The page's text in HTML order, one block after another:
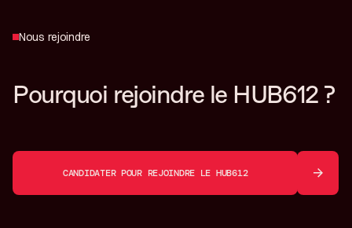
Nous rejoindre
Pourquoi rejoindre le HUB612 ?
CANDIDATER POUR REJOINDRE LE HUB612